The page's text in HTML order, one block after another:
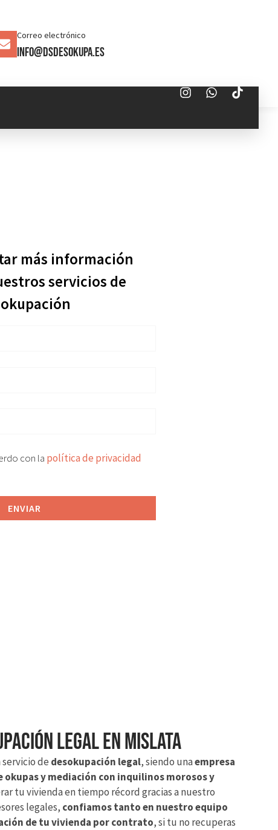
Correo electrónico
info@dsdesokupa.es
más información
servicios de
con la política de privacidad
ENVIAR
legal en Mislata
de desokupación legal, siendo unaempresa
okupas y mediación con inquilinos morosos y
tu vivienda en tiempo récord gracias a nuestro
legales, confiamos tanto en nuestro equipo
de tu vivienda por contrato, si tu no recuperas